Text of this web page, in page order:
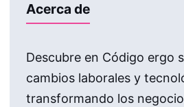
Acerca de
Descubre en Código ergo
cambios laborales y
transformando los